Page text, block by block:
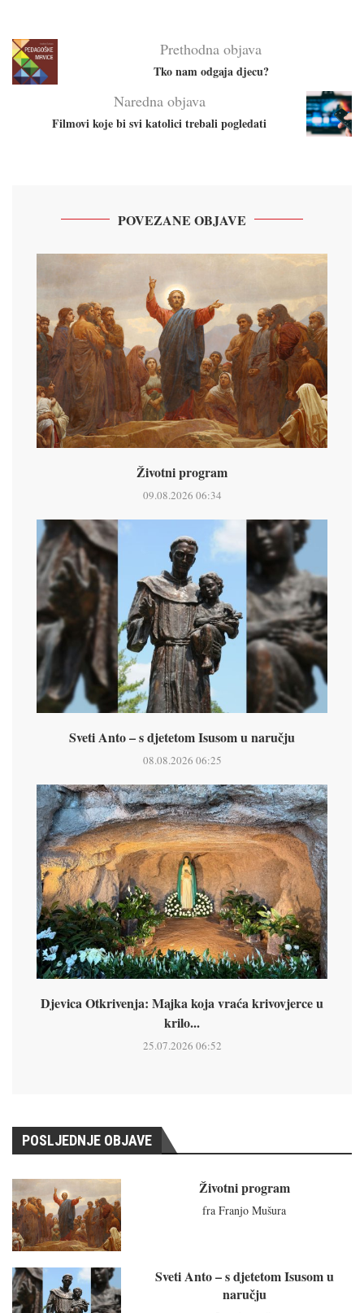
Prethodna objava
Tko nam odgaja djecu?
Naredna objava
Filmovi koje bi svi katolici trebali pogledati
POVEZANE OBJAVE
Životni program
09.08.2026 06:34
Sveti Anto – s djetetom Isusom u naručju
08.08.2026 06:25
Djevica Otkrivenja: Majka koja vraća krivovjerce u
krilo...
25.07.2026 06:52
POSLJEDNJE OBJAVE
Životni program
fra Franjo Mušura
Sveti Anto – s djetetom Isusom u
naručju